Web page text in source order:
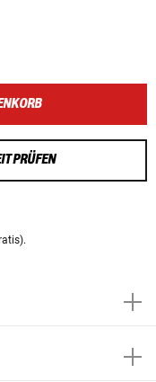
PRÜFEN